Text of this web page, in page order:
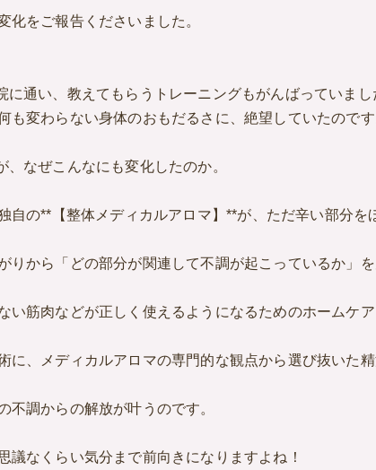
化をご報告くださいました。
に通い、教えてもらうトレーニングもがんばっていまし
も変わらない身体のおもだるさに、絶望していたのです
、なぜこんなにも変化したのか。
自の**【整体メディカルアロマ】**が、ただ辛い部分を
りから「どの部分が関連して不調が起こっているか」
い筋肉などが正しく使えるようになるためのホームケ
に、メディカルアロマの専門的な観点から選び抜いた
不調からの解放が叶うのです。
議なくらい気分まで前向きになりますよね！